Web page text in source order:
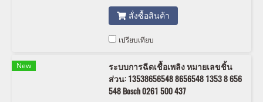
สั่งซื้อสินค้า
เปรียบเทียบ
New
ระบบการฉีดเชื้อเพลิง หมายเลขชิ้น
ส่วน: 13538656548 8656548 1353 8 656
548 Bosch 0261 500 437